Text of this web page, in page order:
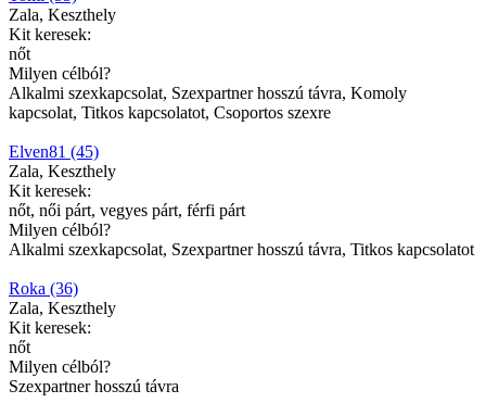
Zala, Keszthely
Kit keresek:
nőt
Milyen célból?
Alkalmi szexkapcsolat, Szexpartner hosszú távra, Komoly
kapcsolat, Titkos kapcsolatot, Csoportos szexre
Elven81 (45)
Zala, Keszthely
Kit keresek:
nőt, női párt, vegyes párt, férfi párt
Milyen célból?
Alkalmi szexkapcsolat, Szexpartner hosszú távra, Titkos kapcsolatot
Roka (36)
Zala, Keszthely
Kit keresek:
nőt
Milyen célból?
Szexpartner hosszú távra